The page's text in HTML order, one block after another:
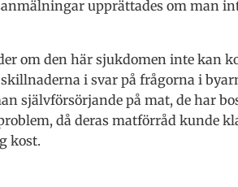
upprättades om man
om den här sjukdomen inte kan
i svar på frågorna i
självförsörjande på mat, de har
då deras matförråd kunde
kost.